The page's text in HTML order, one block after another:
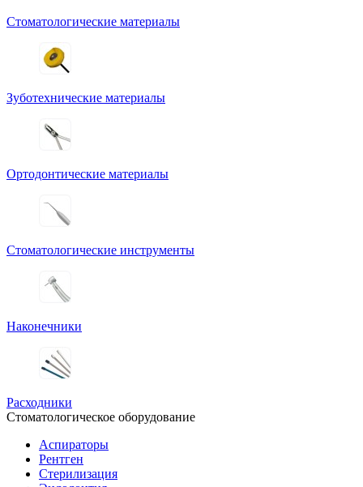
Стоматологические материалы
Зуботехнические материалы
Ортодонтические материалы
Стоматологические инструменты
Наконечники
Расходники
Стоматологическое оборудование
Аспираторы
Рентген
Стерилизация